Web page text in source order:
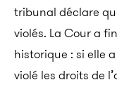
tribunal déclare
violés. La Cour a
historique : si elle
violé les droits de